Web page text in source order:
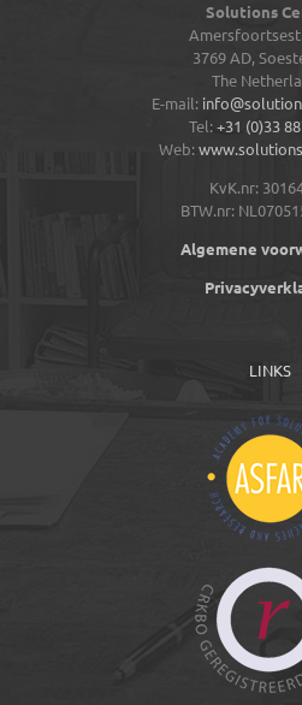
Solutions
3769 AD,
The
E-mail:
Tel:+31 (0)33
Web:
KvK.nr:
BTW.nr:
Algemene
LINKS